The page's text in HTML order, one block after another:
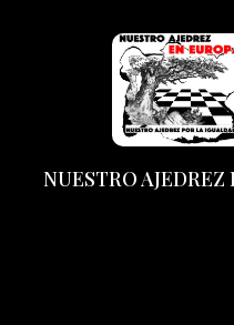
NUESTRO AJEDREZ